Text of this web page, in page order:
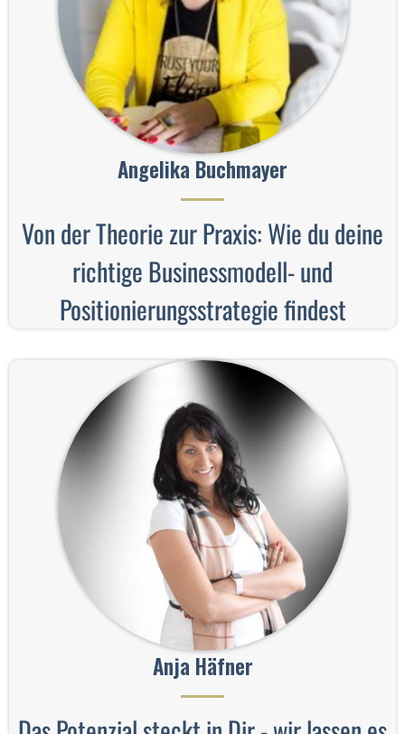
Angelika Buchmayer
Von der Theorie zur Praxis: Wie du deine
richtige Businessmodell- und
Positionierungsstrategie findest
Anja Häfner